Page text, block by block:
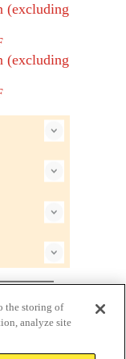
(excluding
(excluding
the storing of
analyze site